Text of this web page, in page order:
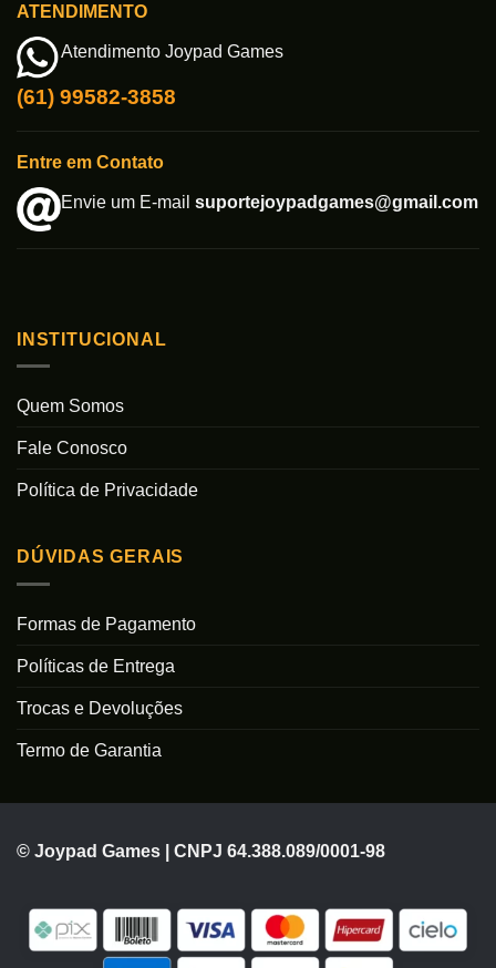
ATENDIMENTO
Atendimento Joypad Games
(61) 99582-3858
Entre em Contato
Envie um E-mail suportejoypadgames@gmail.com
INSTITUCIONAL
Quem Somos
Fale Conosco
Política de Privacidade
DÚVIDAS GERAIS
Formas de Pagamento
Políticas de Entrega
Trocas e Devoluções
Termo de Garantia
© Joypad Games | CNPJ 64.388.089/0001-98